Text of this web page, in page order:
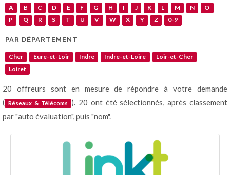
A B C D E F G H I J K L M N
O
P
Q R S T U V W X Y Z 0-9
PAR DÉPARTEMENT
Cher Eure-et-Loir Indre Indre-et-Loire
Loir-et-Cher
Loiret
20 offreurs sont en mesure de répondre à votre demande
( Réseaux & Télécoms
). 20 ont été sélectionnés, après classement
par "auto évaluation", puis "nom".